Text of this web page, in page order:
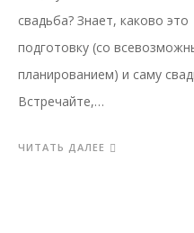
свадьба? Знает, каково
подготовку (со
планированием) и саму
Встречайте,…
ЧИТАТЬ ДАЛЕЕ